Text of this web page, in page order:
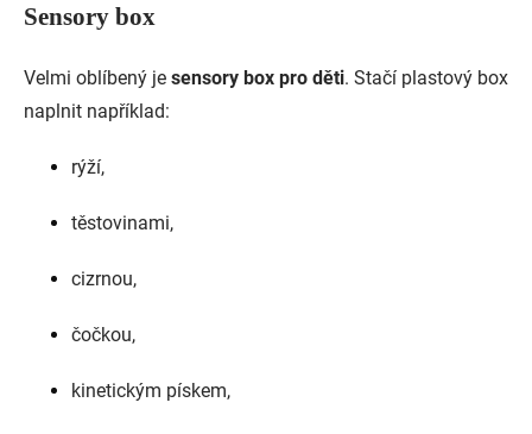
Sensory box
Velmi oblíbený je sensory box pro děti. Stačí plastový box
naplnit například:
rýží,
těstovinami,
cizrnou,
čočkou,
kinetickým pískem,